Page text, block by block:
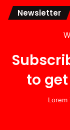
Newsletter
to